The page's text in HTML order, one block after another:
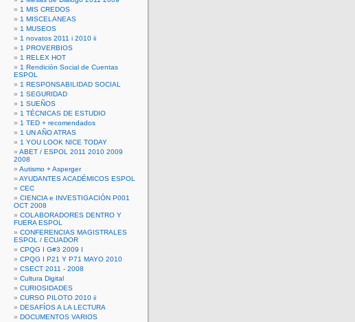
1 MIS CREDOS
1 MISCELANEAS
1 MUSEOS
1 novatos 2011 i 2010 ii
1 PROVERBIOS
1 RELEX HOT
1 Rendición Social de Cuentas
ESPOL
1 RESPONSABILIDAD SOCIAL
1 SEGURIDAD
1 SUEÑOS
1 TÉCNICAS DE ESTUDIO
1 TED + recomendados
1 UN AÑO ATRAS
1 YOU LOOK NICE TODAY
ABET / ESPOL 2011 2010 2009
2008
Autismo + Asperger
AYUDANTES ACADÉMICOS ESPOL
CEC
CIENCIA e INVESTIGACIÓN P001
OCT 2008
COLABORADORES DENTRO Y
FUERA ESPOL
CONFERENCIAS MAGISTRALES
ESPOL / ECUADOR
CPQG I G#3 2009 I
CPQG I P21 Y P71 MAYO 2010
CSECT 2011 - 2008
Cultura Digital
CURIOSIDADES
CURSO PILOTO 2010 ii
DESAFÍOS A LA LECTURA
DOCUMENTOS VARIOS